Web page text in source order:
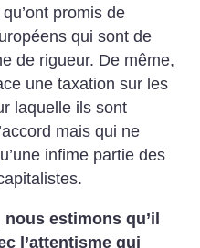
promis de
qui sont de
de rigueur. De même,
une taxation sur les
laquelle ils sont
mais qui ne
infime partie des
estimons qu’il
l’attentisme qui